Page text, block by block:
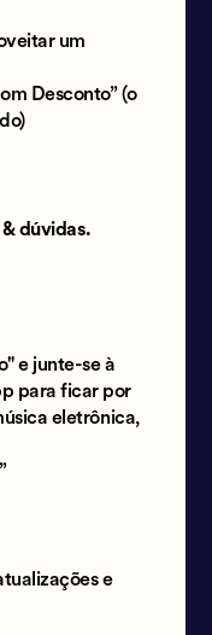
um
Desconto” (o
dúvidas.
e junte-se à
para ficar por
eletrônica,
e